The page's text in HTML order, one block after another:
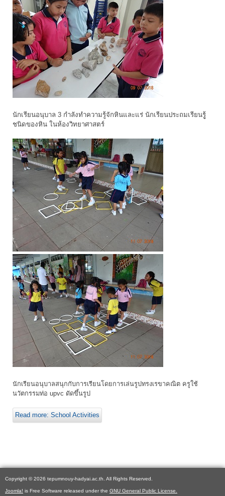
นักเรียนอนุบาล 3 กำลังทำความรู้จักหินและแร่ นักเรียนประถมเรียนรูู้
ชนิดของหิน ในห้องวิทยาศาสตร์
นักเรียนอนุบาลสนุกกับการเรียนโดยการเล่นรูปทรงเรขาคณิต ครูใช้
นวัตกรรมท่อ upvc ดัดขึ้นรูป
Read more: School Activities
Copyright © 2026 tepumnouy-hadyai.ac.th. All Rights Reserved.
Joomla! is Free Software released under the GNU General Public License.